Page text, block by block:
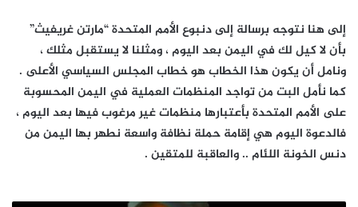
إلى هنا نتوجه برسالة إلى دنبوع الأمم المتحدة “مارتن غريفيث”
بأن لا كيل لك في اليمن بعد اليوم ، ومثلنا لا يستقبل مثلك ،
ونامل أن يكون هذا الخطاب هو خطاب المجلس السياسي الأعلى .
كما نأمل البت من تواجد المنظمات العملية في اليمن المحسوبة
على الأمم المتحدة بأعتبارها منظمات غير مرغوب فيها بعد اليوم ،
فالدعوة اليوم هي إقامة حملة نظافة واسعة نطهر بها اليمن من
دنس الخونة اللئام .. والعاقبة للمتقين .